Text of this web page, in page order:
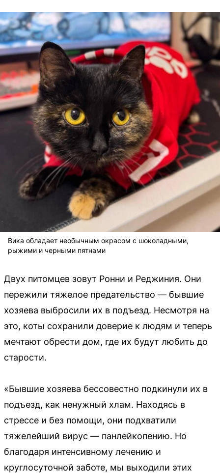
Вика обладает необычным окрасом с шоколадными,
рыжими и черными пятнами
Двух питомцев зовут Ронни и Реджиния. Они
пережили тяжелое предательство — бывшие
хозяева выбросили их в подъезд. Несмотря на
это, коты сохранили доверие к людям и теперь
мечтают обрести дом, где их будут любить до
старости.
«Бывшие хозяева бессовестно подкинули их в
подъезд, как ненужный хлам. Находясь в
стрессе и без помощи, они подхватили
тяжелейший вирус — панлейкопению. Но
благодаря интенсивному лечению и
круглосуточной заботе, мы выходили этих